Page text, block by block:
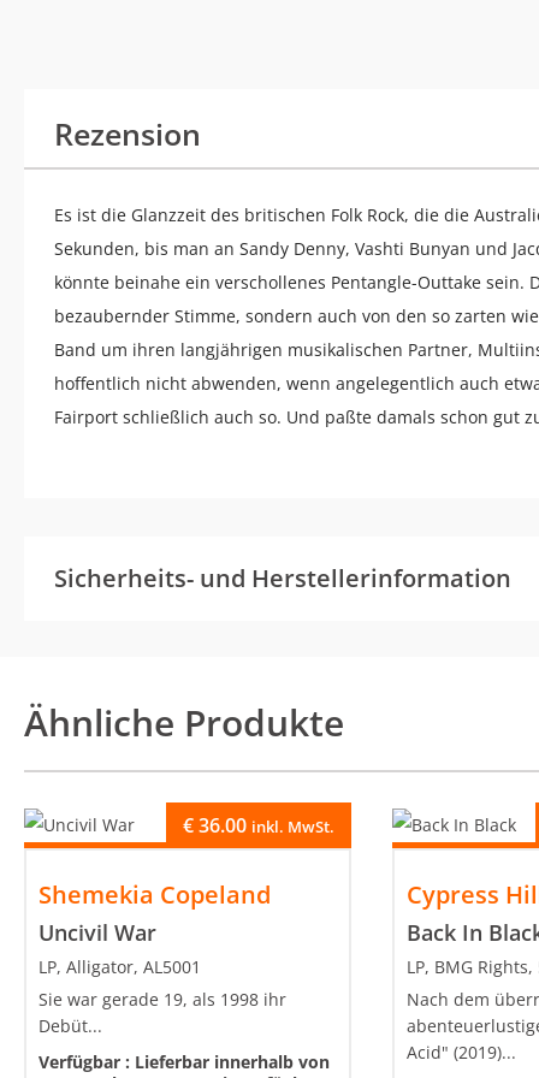
Rezension
Es ist die Glanzzeit des britischen Folk Rock, die die
Sekunden, bis man an Sandy Denny, Vashti Bunyan und
könnte beinahe ein verschollenes Pentangle-Outtake
bezaubernder Stimme, sondern auch von den so zarten
Band um ihren langjährigen musikalischen Partner,
hoffentlich nicht abwenden, wenn angelegentlich auch
Fairport schließlich auch so. Und paßte damals schon gut
Sicherheits- und Herstellerinformation
Ähnliche Produkte
Shemekia Copeland
Uncivil War
€36.00 inkl. MwSt.
LP, Alligator, AL5001
Sie war gerade 19, als 1998 ihr
Debüt...
Verfügbar : Lieferbar innerhalb von
Cypress
Back In
LP, BMG Rights,
Nach dem
Acid" (2019)...